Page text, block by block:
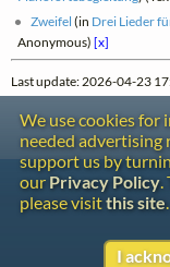
Zweifel (in Drei Lieder
Anonymous)[x]
Last update: 2026-04-23
We use cookies for
needed advertising
support us by
our Privacy Policy.
please visitthis site.
I